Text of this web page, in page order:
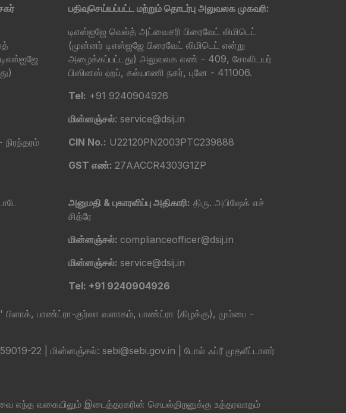
பதிவுசெய்யப்பட்ட மற்றும் தொடர்பு அலுவலக முகவரி:
டிஎஸ்ஐஜே வெல்த் அட்வைசரி பிரைவேட் லிமிடெட்
(முன்னர் டிஎஸ்ஐஜே பிரைவேட் லிமிடெட் என்று
அழைக்கப்பட்டது) அலுவலக எண் - 409, சோலிடயர்
பிஸினஸ் ஹப், கல்யாணி நகர், புனே - 411006.
Tel: +91 9240904926
மின்னஞ்சல்: service@dsij.in
CIN No.: U22120PN2003PTC239888
GST எண்: 27AACCR4303G1ZP
அனுமதி & புகாரளிப்பு அதிகாரி: திரு. அபிஷேக் எச்
சித்ரே
மின்னஞ்சல்: complianceofficer@dsij.in
மின்னஞ்சல்: service@dsij.in
Tel: +91 9240904926
பாண்ட்ரா-குர்லா வளாகம், பாண்ட்ரா (கிழக்கு), மும்பை -
22 | மின்னஞ்சல்: sebi@sebi.gov.in | டோல் ஃப்ரீ முதலீட்டாளர்
எந்த வகையிலும் இடைத்தரகரின் செயல்திறனுக்கு உத்தரவாதம்